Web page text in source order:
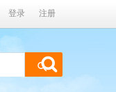
登录 注册